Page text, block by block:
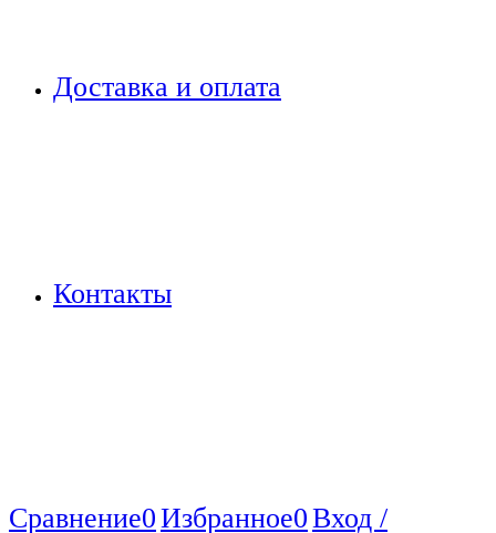
Доставка и оплата
Контакты
Сравнение0Избранное0Вход /